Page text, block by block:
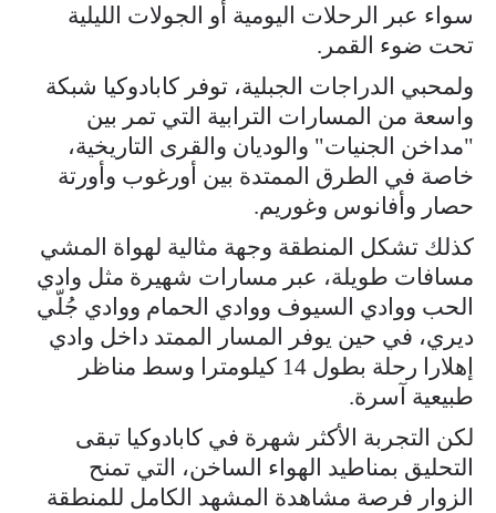
سواء عبر الرحلات اليومية أو الجولات الليلية
تحت ضوء القمر.
ولمحبي الدراجات الجبلية، توفر كابادوكيا شبكة
واسعة من المسارات الترابية التي تمر بين
"مداخن الجنيات" والوديان والقرى التاريخية،
خاصة في الطرق الممتدة بين أورغوب وأورتة
حصار وأفانوس وغوريم.
كذلك تشكل المنطقة وجهة مثالية لهواة المشي
مسافات طويلة، عبر مسارات شهيرة مثل وادي
الحب ووادي السيوف ووادي الحمام ووادي جُلّي
ديري، في حين يوفر المسار الممتد داخل وادي
إهلارا رحلة بطول 14 كيلومترا وسط مناظر
طبيعية آسرة.
لكن التجربة الأكثر شهرة في كابادوكيا تبقى
التحليق بمناطيد الهواء الساخن، التي تمنح
الزوار فرصة مشاهدة المشهد الكامل للمنطقة